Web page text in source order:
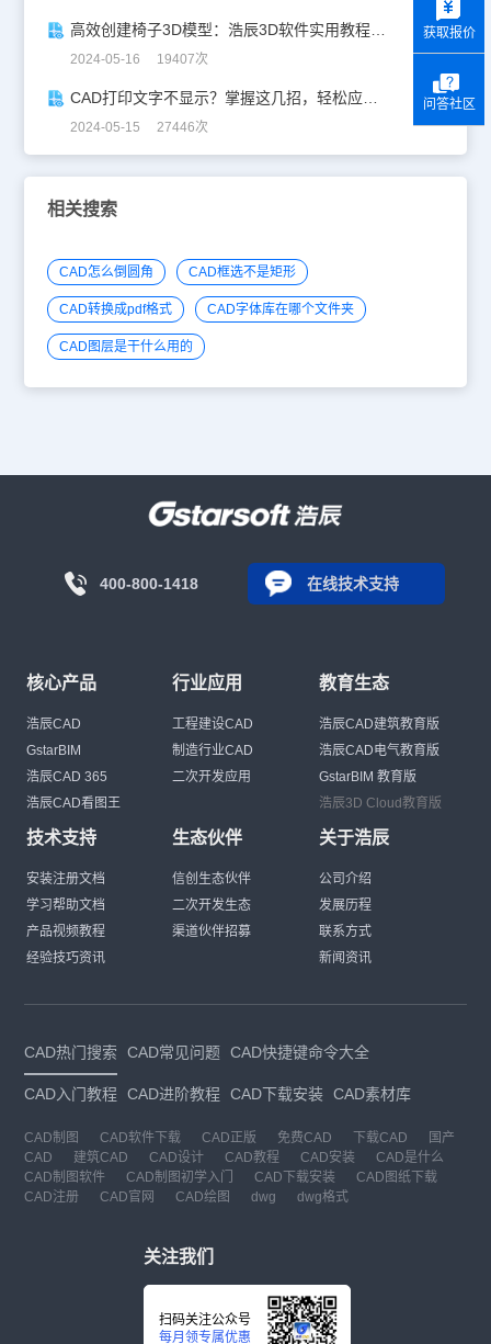
高效创建椅子3D模型：浩辰3D软件实用教程分享！
2024-05-16 19407次
CAD打印文字不显示？掌握这几招，轻松应对！
2024-05-15 27446次
相关搜索
CAD怎么倒圆角 CAD框选不是矩形
CAD转换成pdf格式 CAD字体库在哪个文件夹
CAD图层是干什么用的
400-800-1418 在线技术支持
核心产品
浩辰CAD
GstarBIM
浩辰CAD 365
浩辰CAD看图王
行业应用
工程建设CAD
制造行业CAD
二次开发应用
教育生态
浩辰CAD建筑教育版
浩辰CAD电气教育版
GstarBIM 教育版
浩辰3D Cloud教育版
技术支持
安装注册文档
学习帮助文档
产品视频教程
经验技巧资讯
生态伙伴
信创生态伙伴
二次开发生态
渠道伙伴招募
关于浩辰
公司介绍
发展历程
联系方式
新闻资讯
CAD热门搜索 CAD常见问题 CAD快捷键命令大全
CAD入门教程 CAD进阶教程 CAD下载安装 CAD素材库
CAD制图 CAD软件下载 CAD正版 免费CAD 下载CAD
国产
CAD
建筑CAD CAD设计 CAD教程 CAD安装
CAD是什么
CAD制图软件
CAD制图初学入门 CAD下载安装
CAD图纸下载
CAD注册
CAD官网 CAD绘图 dwg dwg格式
关注我们
扫码关注公众号
每月领专属优惠
获取报价
问答社区